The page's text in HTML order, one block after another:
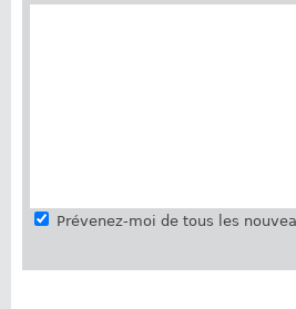
Prévenez-moi de tous les